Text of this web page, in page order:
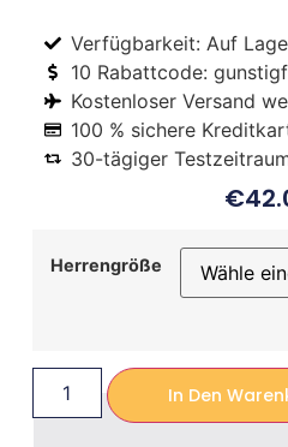
Verfügbarkeit: Auf
10 Rabattcode:
Kostenloser Versand
100 % sichere
30-tägiger
€
Herrengröße
In Den